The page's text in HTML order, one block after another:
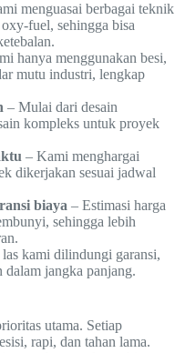
menguasai berbagai teknik
fuel, sehingga bisa
hanya menggunakan besi,
mutu industri, lengkap
– Mulai dari desain
kompleks untuk proyek
– Kami menghargai
dikerjakan sesuai jadwal
biaya – Estimasi harga
sehingga lebih
kami dilindungi garansi,
dalam jangka panjang.
utama. Setiap
rapi, dan tahan lama.